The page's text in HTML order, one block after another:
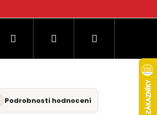
Hledat PřihlášeníNákupní
Podrobnosti hodnocení